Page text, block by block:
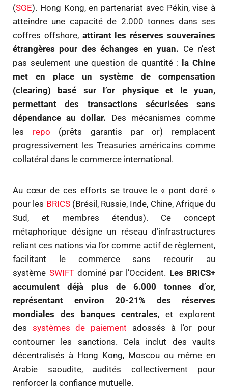
(SGE). Hong Kong, en partenariat avec Pékin, vise à
atteindre une capacité de 2.000 tonnes dans ses
coffres offshore, attirant les réserves souveraines
étrangères pour des échanges en yuan. Ce n’est
pas seulement une question de quantité : la Chine
met en place un système de compensation
(clearing) basé sur l’or physique et le yuan,
permettant des transactions sécurisées sans
dépendance au dollar. Des mécanismes comme
les repo (prêts garantis par or) remplacent
progressivement les Treasuries américains comme
collatéral dans le commerce international.
Au cœur de ces efforts se trouve le « pont doré »
pour les BRICS (Brésil, Russie, Inde, Chine, Afrique du
Sud, et membres étendus). Ce concept
métaphorique désigne un réseau d’infrastructures
reliant ces nations via l’or comme actif de règlement,
facilitant le commerce sans recourir au
système SWIFT dominé par l’Occident. Les BRICS+
accumulent déjà plus de 6.000 tonnes d’or,
représentant environ 20-21% des réserves
mondiales des banques centrales, et explorent
des systèmes de paiement adossés à l’or pour
contourner les sanctions. Cela inclut des vaults
décentralisés à Hong Kong, Moscou ou même en
Arabie saoudite, audités collectivement pour
renforcer la confiance mutuelle.